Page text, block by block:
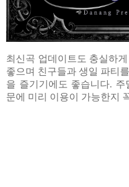
최신곡 업데이트도 충실하
좋으며 친구들과 생일 파티
을 즐기기에도 좋습니다.
문에 미리 이용이 가능한지